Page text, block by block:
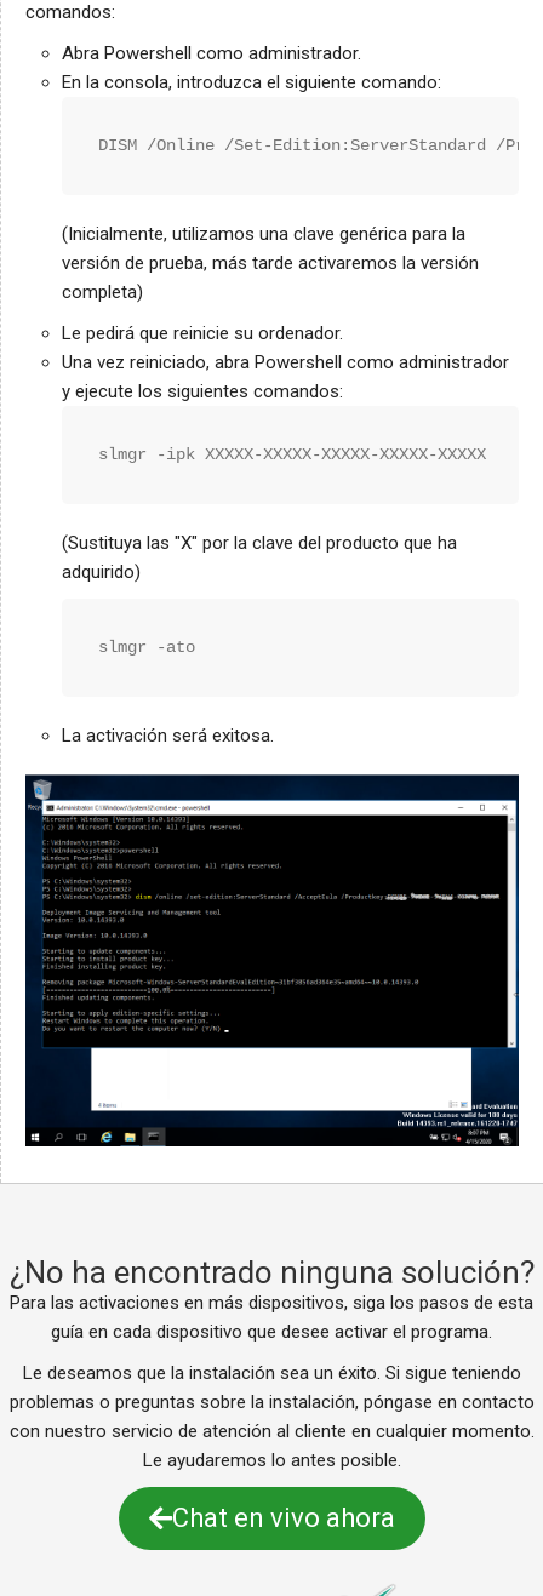
comandos:
Abra Powershell como administrador.
En la consola, introduzca el siguiente comando:
DISM /Online /Set-Edition:ServerStandard /
(Inicialmente, utilizamos una clave genérica para la
versión de prueba, más tarde activaremos la versión
completa)
Le pedirá que reinicie su ordenador.
Una vez reiniciado, abra Powershell como administrador
y ejecute los siguientes comandos:
slmgr -ipk XXXXX-XXXXX-XXXXX-XXXXX-XXXXX
(Sustituya las "X" por la clave del producto que ha
adquirido)
slmgr -ato
La activación será exitosa.
¿No ha encontrado ninguna solución?
Para las activaciones en más dispositivos, siga los pasos de esta
guía en cada dispositivo que desee activar el programa.
Le deseamos que la instalación sea un éxito. Si sigue teniendo
problemas o preguntas sobre la instalación, póngase en contacto
con nuestro servicio de atención al cliente en cualquier momento.
Le ayudaremos lo antes posible.
Chat en vivo ahora
Français
Nederlands
Suomi
Norsk bokmål
Svenska
Dansk